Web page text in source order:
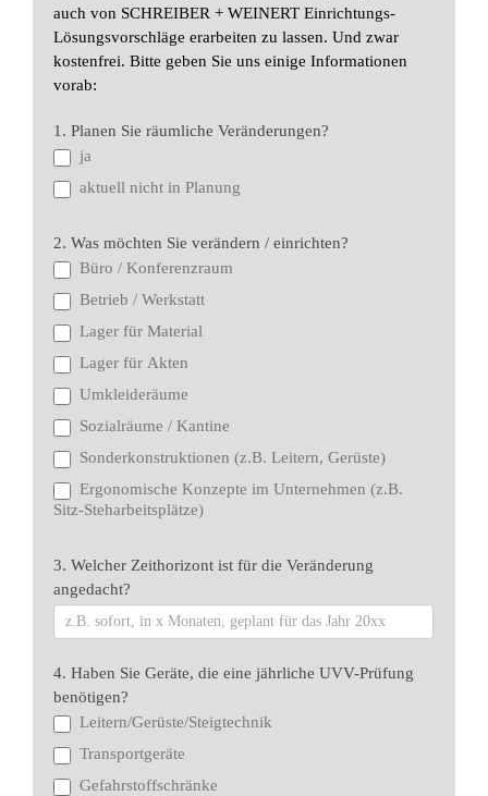
auch von SCHREIBER + WEINERT Einrichtungs-
Lösungsvorschläge erarbeiten zu lassen. Und zwar
kostenfrei. Bitte geben Sie uns einige Informationen
vorab:
Objektanfrageformular
DE
1. Planen Sie räumliche Veränderungen?
ja
aktuell nicht in Planung
2. Was möchten Sie verändern / einrichten?
Büro / Konferenzraum
Betrieb / Werkstatt
Lager für Material
Lager für Akten
Umkleideräume
Sozialräume / Kantine
Sonderkonstruktionen (z.B. Leitern, Gerüste)
Ergonomische Konzepte im Unternehmen (z.B.
Sitz-Steharbeitsplätze)
3. Welcher Zeithorizont ist für die Veränderung
angedacht?
4. Haben Sie Geräte, die eine jährliche UVV-Prüfung
benötigen?
Leitern/Gerüste/Steigtechnik
Transportgeräte
Gefahrstoffschränke